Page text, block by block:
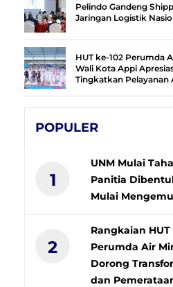
Pelindo Gandeng
Jaringan Logistik
HUT ke-102 Perumda
Wali Kota Appi
Tingkatkan Pelayanan
POPULER
1
UNM Mulai
Panitia
Mulai
2
Rangkaian HUT
Perumda Air
Dorong
dan